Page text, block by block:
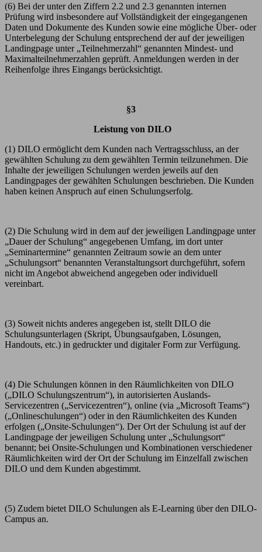
(6) Bei der unter den Ziffern 2.2 und 2.3 genannten internen
Prüfung wird insbesondere auf Vollständigkeit der eingegangenen
Daten und Dokumente des Kunden sowie eine mögliche Über- oder
Unterbelegung der Schulung entsprechend der auf der jeweiligen
Landingpage unter „Teilnehmerzahl“ genannten Mindest- und
Maximalteilnehmerzahlen geprüft. Anmeldungen werden in der
Reihenfolge ihres Eingangs berücksichtigt.
§3
Leistung von DILO
(1) DILO ermöglicht dem Kunden nach Vertragsschluss, an der
gewählten Schulung zu dem gewählten Termin teilzunehmen. Die
Inhalte der jeweiligen Schulungen werden jeweils auf den
Landingpages der gewählten Schulungen beschrieben. Die Kunden
haben keinen Anspruch auf einen Schulungserfolg.
(2) Die Schulung wird in dem auf der jeweiligen Landingpage unter
„Dauer der Schulung“ angegebenen Umfang, im dort unter
„Seminartermine“ genannten Zeitraum sowie an dem unter
„Schulungsort“ benannten Veranstaltungsort durchgeführt, sofern
nicht im Angebot abweichend angegeben oder individuell
vereinbart.
(3) Soweit nichts anderes angegeben ist, stellt DILO die
Schulungsunterlagen (Skript, Übungsaufgaben, Lösungen,
Handouts, etc.) in gedruckter und digitaler Form zur Verfügung.
(4) Die Schulungen können in den Räumlichkeiten von DILO
(„DILO Schulungszentrum“), in autorisierten Auslands-
Servicezentren („Servicezentren“), online (via „Microsoft Teams“)
(„Onlineschulungen“) oder in den Räumlichkeiten des Kunden
erfolgen („Onsite-Schulungen“). Der Ort der Schulung ist auf der
Landingpage der jeweiligen Schulung unter „Schulungsort“
benannt; bei Onsite-Schulungen und Kombinationen verschiedener
Räumlichkeiten wird der Ort der Schulung im Einzelfall zwischen
DILO und dem Kunden abgestimmt.
(5) Zudem bietet DILO Schulungen als E-Learning über den DILO-
Campus an.